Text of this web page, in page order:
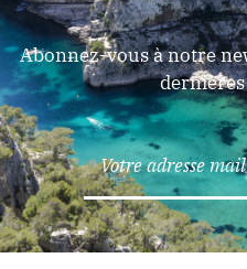
Abonnez-vous à notre